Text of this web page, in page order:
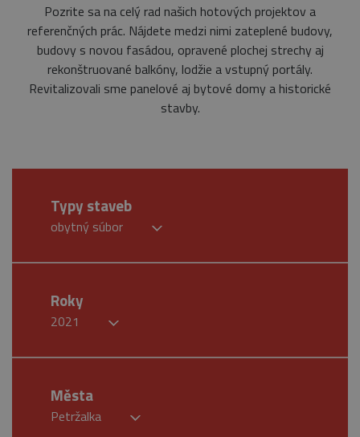
Pozrite sa na celý rad našich hotových projektov a
referenčných prác. Nájdete medzi nimi zateplené budovy,
budovy s novou fasádou, opravené plochej strechy aj
rekonštruované balkóny, lodžie a vstupný portály.
Revitalizovali sme panelové aj bytové domy a historické
stavby.
Typy staveb
obytný súbor
Roky
2021
Města
Petržalka